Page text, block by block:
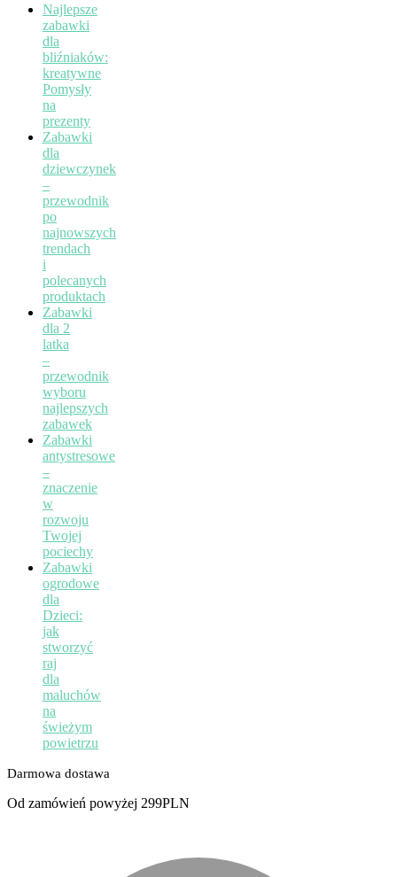
Najlepsze
zabawki
dla
bliźniaków:
kreatywne
Pomysły
na
prezenty
Zabawki
dla
dziewczynek
–
przewodnik
po
najnowszych
trendach
i
polecanych
produktach
Zabawki
dla 2
latka
–
przewodnik
wyboru
najlepszych
zabawek
Zabawki
antystresowe
–
znaczenie
w
rozwoju
Twojej
pociechy
Zabawki
ogrodowe
dla
Dzieci:
jak
stworzyć
raj
dla
maluchów
na
świeżym
powietrzu
Darmowa dostawa
Od zamówień powyżej 299PLN